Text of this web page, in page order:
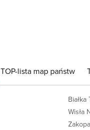
TOP-lista map państw
Wisła